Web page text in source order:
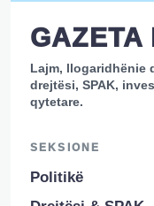
GAZETA
Lajm, llogaridhënie
drejtësi, SPAK,
qytetare.
SEKSIONE
Politikë